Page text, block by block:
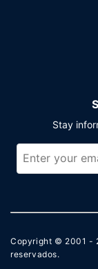
Stay
Copyright © 2001 -
reservados.